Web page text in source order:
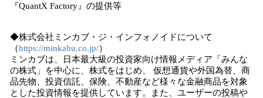
『QuantX Factory』の提供等
◆株式会社ミンカブ・ジ・インフォノイドについて
（https://minkabu.co.jp/）
ミンカブは、日本最大級の投資家向け情報メディア「みんな
の株式」を中心に、株式をはじめ、 仮想通貨や外国為替、商
品先物、投資信託、保険、不動産など様々な金融商品を対象
とした投資情報を提供しています。また、ユーザーの投稿や